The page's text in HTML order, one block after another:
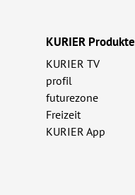
KURIER Produkte
KURIER TV
profil
futurezone
Freizeit
KURIER App